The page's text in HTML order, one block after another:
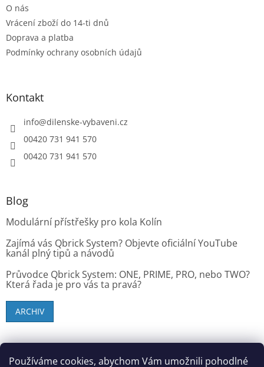
Používáme cookies, abychom Vám umožnili pohodlné
O nás
Vrácení zboží do 14-ti dnů
Doprava a platba
Podmínky ochrany osobních údajů
Kontakt
info@dilenske-vybaveni.cz
00420 731 941 570
00420 731 941 570
Blog
Modulární přístřešky pro kola Kolín
Zajímá vás Qbrick System? Objevte oficiální YouTube
kanál plný tipů a návodů
Průvodce Qbrick System: ONE, PRIME, PRO, nebo TWO?
Která řada je pro vás ta pravá?
ARCHIV